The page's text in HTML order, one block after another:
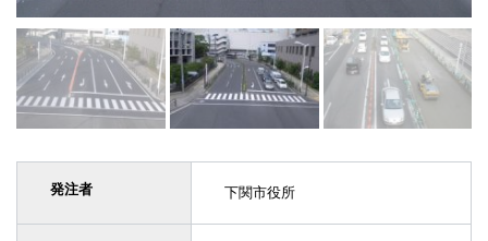
発注者 下関市役所